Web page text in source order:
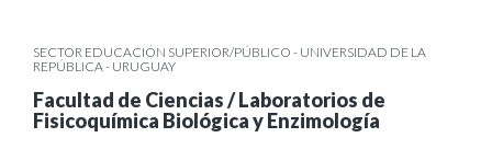
SECTOR EDUCACIÓN SUPERIOR/PÚBLICO - UNIVERSIDAD DE LA
REPÚBLICA - URUGUAY
Facultad de Ciencias / Laboratorios de
Fisicoquímica Biológica y Enzimología